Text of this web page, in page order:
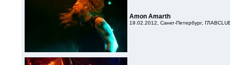
Amon Amarth
19.02.2012, Санкт-Петербург,